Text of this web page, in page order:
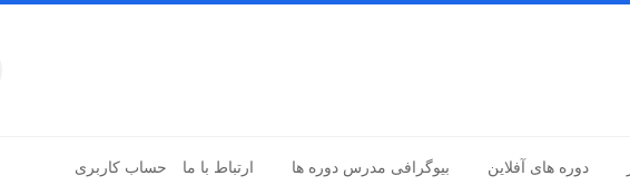
دوره های آفلاین بیوگرافی مدرس دوره ها ارتباط با ما حساب کاربری